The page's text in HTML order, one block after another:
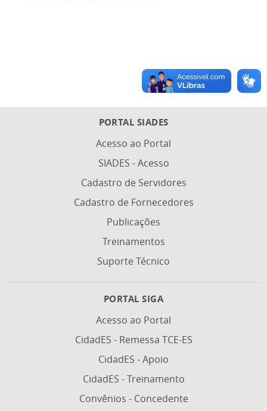
PORTAL SIADES
Acesso ao Portal
SIADES - Acesso
Cadastro de Servidores
Cadastro de Fornecedores
Publicações
Treinamentos
Suporte Técnico
PORTAL SIGA
Acesso ao Portal
CidadES - Remessa TCE-ES
CidadES - Apoio
CidadES - Treinamento
Convênios - Concedente